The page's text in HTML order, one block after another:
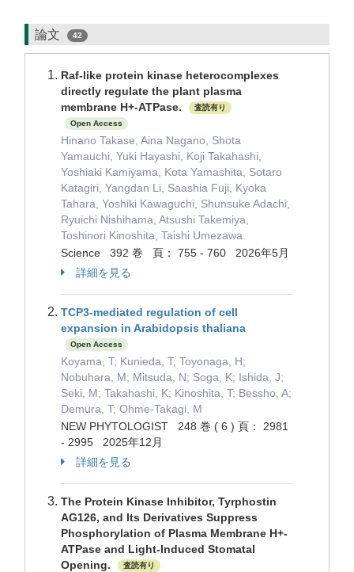
論文 42
Raf-like protein kinase heterocomplexes
directly regulate the plant plasma
membrane H+-ATPase.
査読有り
Open Access
Hinano Takase, Aina Nagano, Shota
Yamauchi, Yuki Hayashi, Koji Takahashi,
Yoshiaki Kamiyama, Kota Yamashita, Sotaro
Katagiri, Yangdan Li, Saashia Fuji, Kyoka
Tahara, Yoshiki Kawaguchi, Shunsuke Adachi,
Ryuichi Nishihama, Atsushi Takemiya,
Toshinori Kinoshita, Taishi Umezawa.
Science 392 巻 頁： 755 - 760 2026年5月
詳細を見る
TCP3-mediated regulation of cell
expansion in Arabidopsis thaliana
Open Access
Koyama, T; Kunieda, T; Toyonaga, H;
Nobuhara, M; Mitsuda, N; Soga, K; Ishida, J;
Seki, M; Takahashi, K; Kinoshita, T; Bessho, A;
Demura, T; Ohme-Takagi, M
NEW PHYTOLOGIST 248 巻 ( 6 ) 頁： 2981
- 2995 2025年12月
詳細を見る
The Protein Kinase Inhibitor, Tyrphostin
AG126, and Its Derivatives Suppress
Phosphorylation of Plasma Membrane H+-
ATPase and Light-Induced Stomatal
Opening.
査読有り